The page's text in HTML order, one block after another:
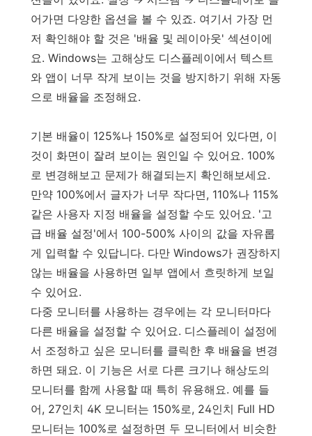
어가면 다양한 옵션을 볼 수 있죠. 여기서 가장 먼
저 확인해야 할 것은 '배율 및 레이아웃' 섹션이에
요. Windows는 고해상도 디스플레이에서 텍스트
와 앱이 너무 작게 보이는 것을 방지하기 위해 자동
으로 배율을 조정해요.
기본 배율이 125%나 150%로 설정되어 있다면, 이
것이 화면이 잘려 보이는 원인일 수 있어요. 100%
로 변경해보고 문제가 해결되는지 확인해보세요.
만약 100%에서 글자가 너무 작다면, 110%나 115%
같은 사용자 지정 배율을 설정할 수도 있어요. '고
급 배율 설정'에서 100-500% 사이의 값을 자유롭
게 입력할 수 있답니다. 다만 Windows가 권장하지
않는 배율을 사용하면 일부 앱에서 흐릿하게 보일
수 있어요.
다중 모니터를 사용하는 경우에는 각 모니터마다
다른 배율을 설정할 수 있어요. 디스플레이 설정에
서 조정하고 싶은 모니터를 클릭한 후 배율을 변경
하면 돼요. 이 기능은 서로 다른 크기나 해상도의
모니터를 함께 사용할 때 특히 유용해요. 예를 들
어, 27인치 4K 모니터는 150%로, 24인치 Full HD
모니터는 100%로 설정하면 두 모니터에서 비슷한